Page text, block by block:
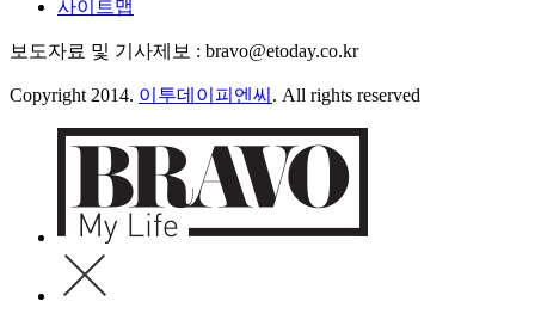
사이트맵
보도자료 및 기사제보 : bravo@etoday.co.kr
Copyright 2014. 이투데이피엔씨 . All rights reserved